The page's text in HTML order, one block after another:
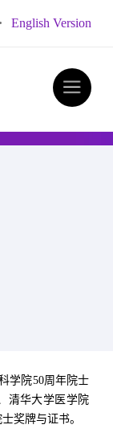
· English Version
学院50周年院士
清华大学医学院
奖牌与证书。